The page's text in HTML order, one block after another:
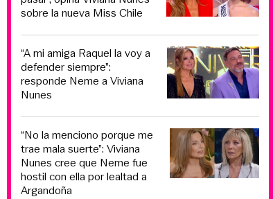
sobre la nueva Miss Chile
“A mi amiga Raquel la voy a
defender siempre”:
responde Neme a Viviana
Nunes
“No la menciono porque me
trae mala suerte”: Viviana
Nunes cree que Neme fue
hostil con ella por lealtad a
Argandoña